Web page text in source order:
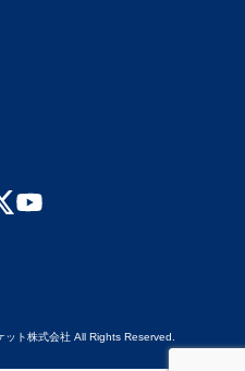
ト株式会社 All Rights Reserved.